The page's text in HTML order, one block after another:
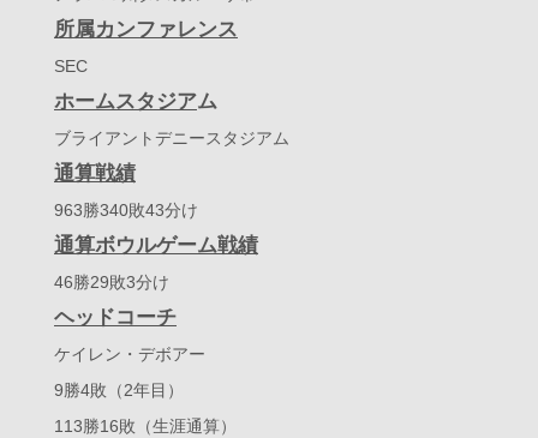
所属カンファレンス
SEC
ホームスタジアム
ブライアントデニースタジアム
通算戦績
963勝340敗43分け
通算ボウルゲーム戦績
46勝29敗3分け
ヘッドコーチ
ケイレン・デボアー
9勝4敗（2年目）
113勝16敗（生涯通算）